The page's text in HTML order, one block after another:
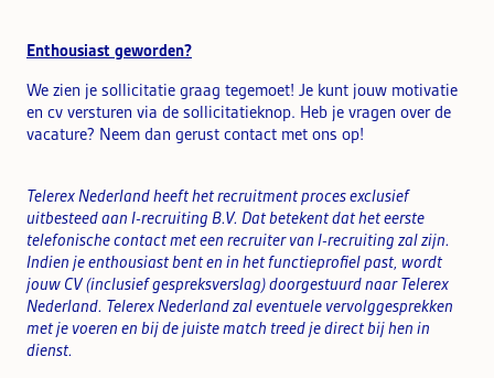
Enthousiast geworden?
We zien je sollicitatie graag tegemoet! Je kunt jouw motivatie
en cv versturen via de sollicitatieknop. Heb je vragen over de
vacature? Neem dan gerust contact met ons op!
Telerex Nederland heeft het recruitment proces exclusief
uitbesteed aan I-recruiting B.V. Dat betekent dat het eerste
telefonische contact met een recruiter van I-recruiting zal zijn.
Indien je enthousiast bent en in het functieprofiel past, wordt
jouw CV (inclusief gespreksverslag) doorgestuurd naar Telerex
Nederland. Telerex Nederland zal eventuele vervolggesprekken
met je voeren en bij de juiste match treed je direct bij hen in
dienst.